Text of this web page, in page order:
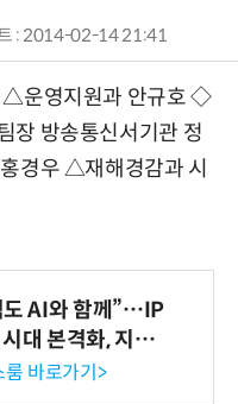
: 2014-02-14 21:41
운영지원과 안규호 ◇
장 방송통신서기관 정
경우 △재해경감과 시
도 AI와 함께”…IP
대 본격화, 지식
AI IP데이터분석
바로가기>